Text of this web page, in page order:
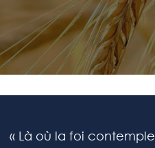
« Là où la foi